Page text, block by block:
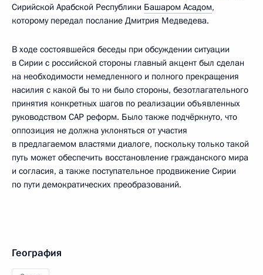
Сирийской Арабской Республики Башаром Асадом,
которому передал послание Дмитрия Медведева.
В ходе состоявшейся беседы при обсуждении ситуации
в Сирии с российской стороны главный акцент был сделан
на необходимости немедленного и полного прекращения
насилия с какой бы то ни было стороны, безотлагательного
принятия конкретных шагов по реализации объявленных
руководством САР реформ. Было также подчёркнуто, что
оппозиция не должна уклоняться от участия
в предлагаемом властями диалоге, поскольку только такой
путь может обеспечить восстановление гражданского мира
и согласия, а также поступательное продвижение Сирии
по пути демократических преобразований.
География